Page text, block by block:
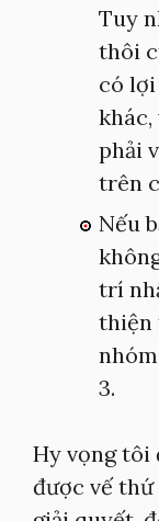
Tuy
thôi
có
phải
trên
Nếu
trí
thiện
3.
Hy vọng tôi
được vế thứ